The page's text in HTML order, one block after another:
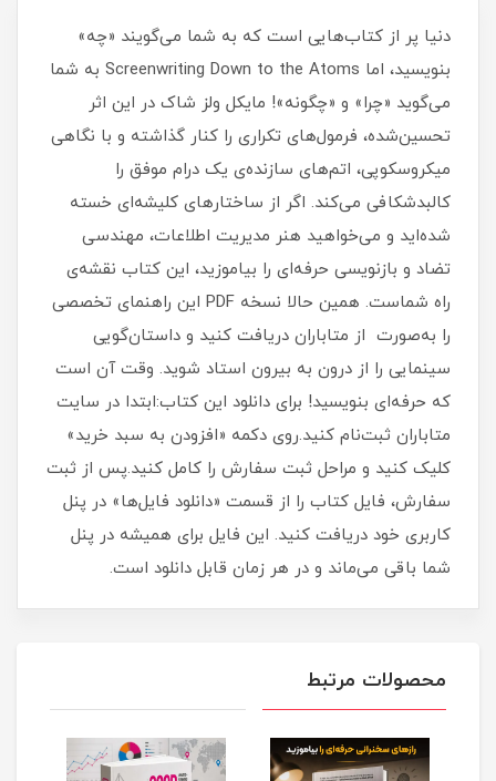
دنیا پر از کتاب‌هایی است که به شما می‌گویند «چه»
بنویسید، اما Screenwriting Down to the Atoms به شما
می‌گوید «چرا» و «چگونه»! مایکل ولز شاک در این اثر
تحسین‌شده، فرمول‌های تکراری را کنار گذاشته و با نگاهی
میکروسکوپی، اتم‌های سازنده‌ی یک درام موفق را
کالبدشکافی می‌کند. اگر از ساختارهای کلیشه‌ای خسته
شده‌اید و می‌خواهید هنر مدیریت اطلاعات، مهندسی
تضاد و بازنویسی حرفه‌ای را بیاموزید، این کتاب نقشه‌ی
راه شماست. همین حالا نسخه PDF این راهنمای تخصصی
را به‌صورت از متاباران دریافت کنید و داستان‌گویی
سینمایی را از درون به بیرون استاد شوید. وقت آن است
که حرفه‌ای بنویسید! برای دانلود این کتاب:ابتدا در سایت
متاباران ثبت‌نام کنید.روی دکمه «افزودن به سبد خرید»
کلیک کنید و مراحل ثبت سفارش را کامل کنید.پس از ثبت
سفارش، فایل کتاب را از قسمت «دانلود فایل‌ها» در پنل
کاربری خود دریافت کنید. این فایل برای همیشه در پنل
شما باقی می‌ماند و در هر زمان قابل دانلود است.
محصولات مرتبط